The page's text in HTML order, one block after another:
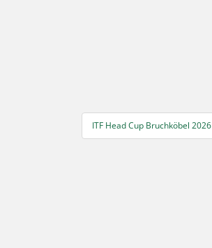
ITF Head Cup Bruchköbel 2026